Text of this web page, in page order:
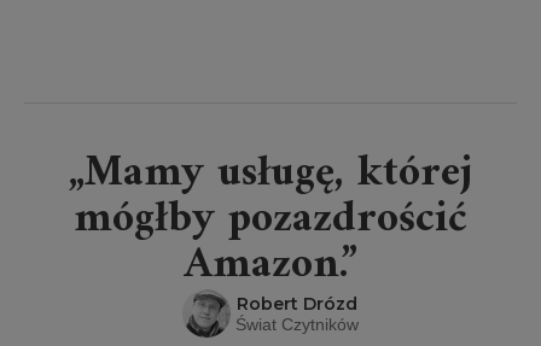
„Mamy usługę, której
mógłby pozazdrościć
Amazon.”
Robert Drózd
Świat Czytników